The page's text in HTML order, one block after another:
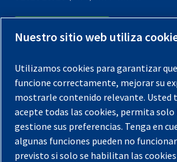
Contáctenos
Registra tu compresor
Aviso legal
Garantías
Política de privacidad
Términos y Condiciones
Nuestro sitio web utiliza
Utilizamos cookies para garantizar
funcione correctamente, mejorar su
mostrarle contenido relevante. Usted
acepte todas las cookies, permita solo
gestione sus preferencias. Tenga en
algunas funciones pueden no
previsto si solo se habilitan las cookies